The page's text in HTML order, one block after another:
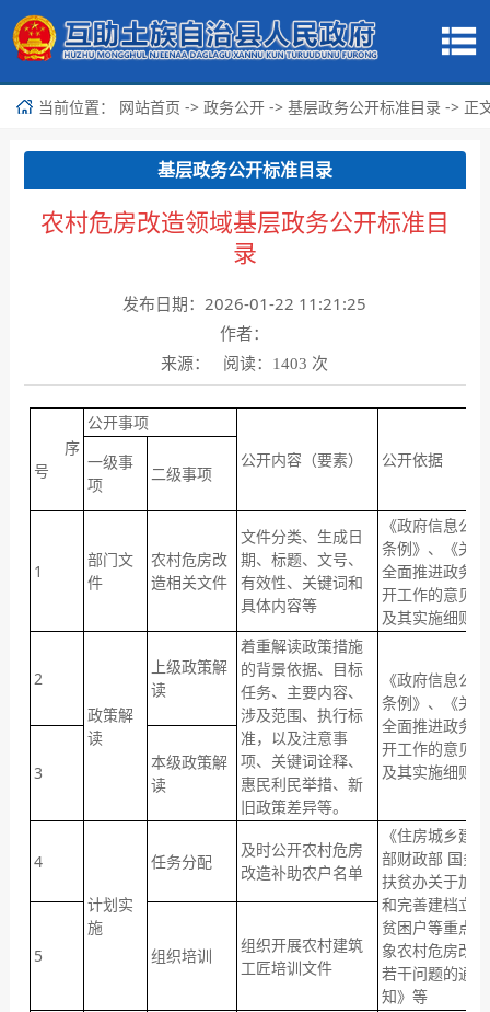
当前位置： 网站首页 -> 政务公开 -> 基层政务公开标准目录 -> 正
基层政务公开标准目录
农村危房改造领域基层政务公开标准目
录
发布日期：2026-01-22 11:21:25
作者：
来源： 阅读：
1403 次
序
号
公开事项
公开内容（要素）
公开依据
一级事
项
二级事项
1
部门文
件
农村危房改
造相关文件
文件分类、生成日
期、标题、文号、
有效性、关键词和
具体内容等
《政府信息公开
条例》、《关于
全面推进政务公
开工作的意见》
及其实施细则
2
政策解
读
上级政策解
读
着重解读政策措施
的背景依据、目标
任务、主要内容、
涉及范围、执行标
准，以及注意事
项、关键词诠释、
惠民利民举措、新
旧政策差异等。
《政府信息公开
条例》、《关于
全面推进政务公
开工作的意见》
及其实施细则
3
本级政策解
读
4
计划实
施
任务分配
及时公开农村危房
改造补助农户名单
《住房城乡建设
部财政部 国务
扶贫办关于加强
和完善建档立卡
贫困户等重点对
象农村危房改造
若干问题的通
知》等
5 组织培训
组织开展农村建筑
工匠培训文件